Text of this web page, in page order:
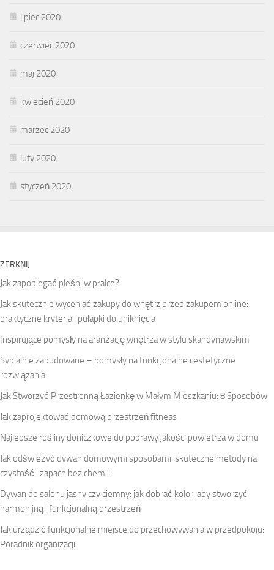
lipiec 2020
czerwiec 2020
maj 2020
kwiecień 2020
marzec 2020
luty 2020
styczeń 2020
ZERKNIJ
Jak zapobiegać pleśni w pralce?
Jak skutecznie wyceniać zakupy do wnętrz przed zakupem online:
praktyczne kryteria i pułapki do uniknięcia
Inspirujące pomysły na aranżację wnętrza w stylu skandynawskim
Sypialnie zabudowane – pomysły na funkcjonalne i estetyczne
rozwiązania
Jak Stworzyć Przestronną Łazienkę w Małym Mieszkaniu: 8 Sposobów
Jak zaprojektować domową przestrzeń fitness
Najlepsze rośliny doniczkowe do poprawy jakości powietrza w domu
Jak odświeżyć dywan domowymi sposobami: skuteczne metody na
czystość i zapach bez chemii
Dywan do salonu jasny czy ciemny: jak dobrać kolor, aby stworzyć
harmonijną i funkcjonalną przestrzeń
Jak urządzić funkcjonalne miejsce do przechowywania w przedpokoju:
Poradnik organizacji